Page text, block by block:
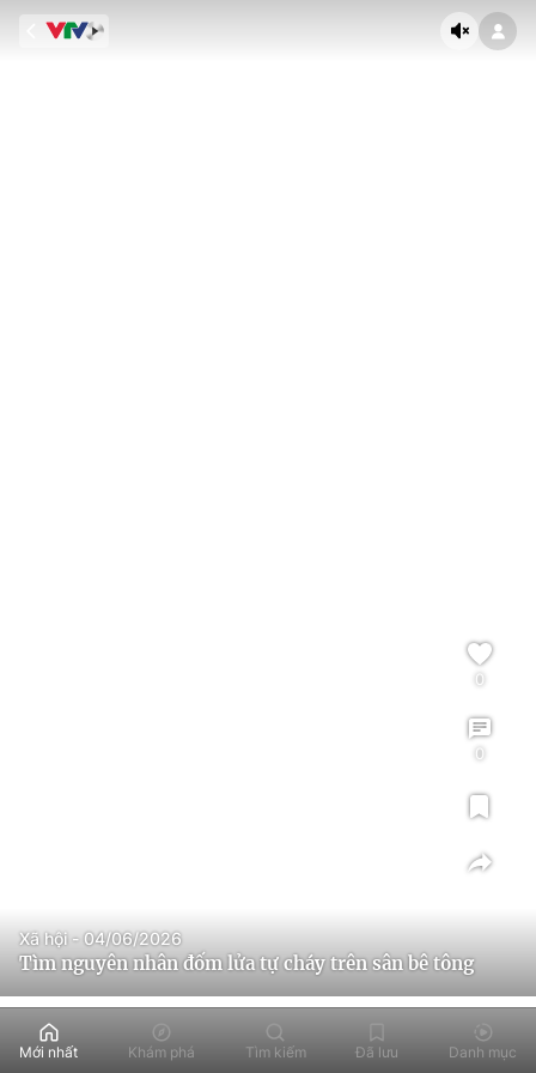
Tìm nguyên nhân đốm lửa tự cháy trên sân bê tông
Xã hội - 04/06/2026
0
0
Mới nhất Khám phá Tìm kiếm Đã lưu Danh mục